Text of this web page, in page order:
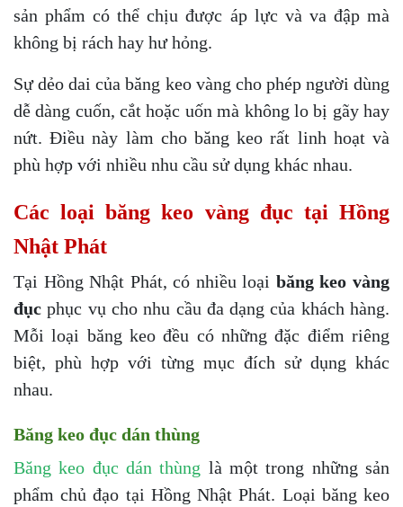
sản phẩm có thể chịu được áp lực và va đập mà
không bị rách hay hư hỏng.
Sự dẻo dai của băng keo vàng cho phép người dùng
dễ dàng cuốn, cắt hoặc uốn mà không lo bị gãy hay
nứt. Điều này làm cho băng keo rất linh hoạt và
phù hợp với nhiều nhu cầu sử dụng khác nhau.
Các loại băng keo vàng đục tại Hồng
Nhật Phát
Tại Hồng Nhật Phát, có nhiều loại băng keo vàng
đục phục vụ cho nhu cầu đa dạng của khách hàng.
Mỗi loại băng keo đều có những đặc điểm riêng
biệt, phù hợp với từng mục đích sử dụng khác
nhau.
Băng keo đục dán thùng
Băng keo đục dán thùng là một trong những sản
phẩm chủ đạo tại Hồng Nhật Phát. Loại băng keo